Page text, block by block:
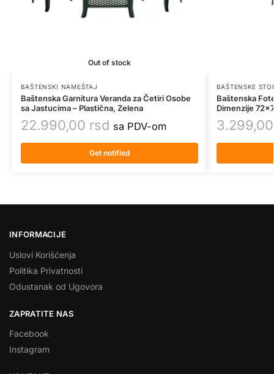
Out of stock
BAŠTENSKI NAMEŠTAJ
Baštenska Garnitura Veranda za Četiri Osobe
sa Jastucima – Plastična, Zelena
22.990,00 rsd sa PDV-om
Get notified
BAŠTENSKE
Baštenska
Dimenzije
INFORMACIJE
Uslovi Korišćenja
Politika Privatnosti
Odustanak od Ugovora
ZAPRATITE NAS
Facebook
Instagram